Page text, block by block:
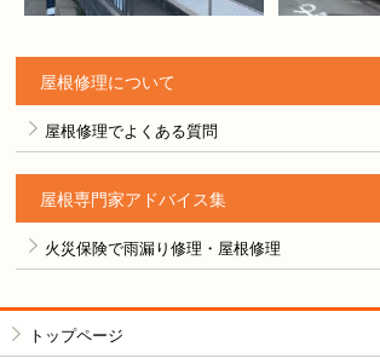
屋根修理について
屋根修理でよくある質問
屋根専門家アドバイス集
火災保険で雨漏り修理・屋根修理
トップページ